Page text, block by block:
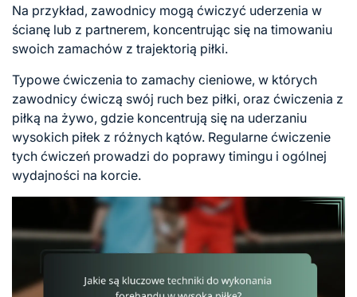
Na przykład, zawodnicy mogą ćwiczyć uderzenia w
ścianę lub z partnerem, koncentrując się na timowaniu
swoich zamachów z trajektorią piłki.
Typowe ćwiczenia to zamachy cieniowe, w których
zawodnicy ćwiczą swój ruch bez piłki, oraz ćwiczenia z
piłką na żywo, gdzie koncentrują się na uderzaniu
wysokich piłek z różnych kątów. Regularne ćwiczenie
tych ćwiczeń prowadzi do poprawy timingu i ogólnej
wydajności na korcie.